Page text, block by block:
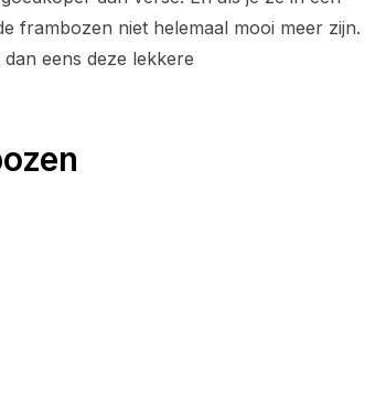
frambozen niet helemaal mooi meer zijn.
eens deze lekkere